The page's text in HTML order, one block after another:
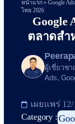
หน้าแรก»Google Ads
ไทย 2026
Google
ตลาดสำ
ผู้เชี่ยวชา
Ads,
เผยแพร่
Category :